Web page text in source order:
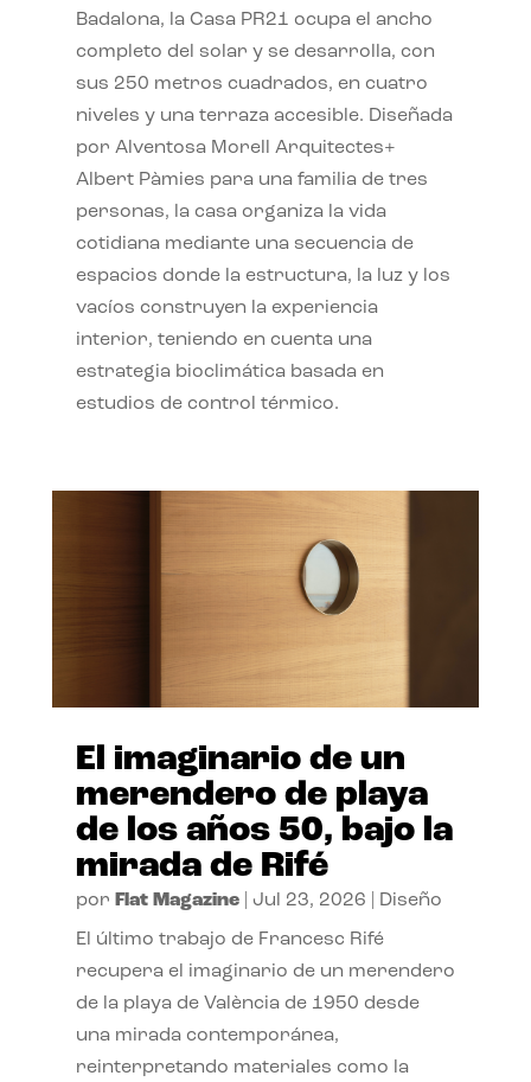
Badalona, la Casa PR21 ocupa el ancho
completo del solar y se desarrolla, con
sus 250 metros cuadrados, en cuatro
niveles y una terraza accesible. Diseñada
por Alventosa Morell Arquitectes+
Albert Pàmies para una familia de tres
personas, la casa organiza la vida
cotidiana mediante una secuencia de
espacios donde la estructura, la luz y los
vacíos construyen la experiencia
interior, teniendo en cuenta una
estrategia bioclimática basada en
estudios de control térmico.
El imaginario de un
merendero de playa
de los años 50, bajo la
mirada de Rifé
por Flat Magazine| Jul 23, 2026 Diseño
El último trabajo de Francesc Rifé
recupera el imaginario de un merendero
de la playa de València de 1950 desde
una mirada contemporánea,
reinterpretando materiales como la